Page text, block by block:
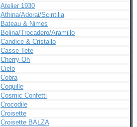
Atelier 1930
Athina/Adorai/Scintilla
Bateau & Nimes
Bolina/Trocadero/Aramillo
Candice & Cristallo
Casse-Tete
Cherry Oh
Cielo
Cobra
Coquille
Cosmic Confetti
Crocodile
Croisette
Croisette BALZA